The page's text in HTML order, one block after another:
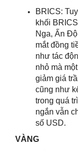
BRICS:
khối
Nga, Ấn
mắt đồng
như tác
nhỏ mà
giảm giá
cũng như
trong quá
ngắn vẫn
số USD.
VÀNG